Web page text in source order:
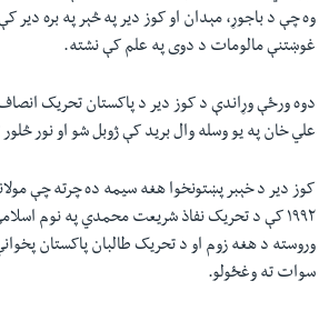
وه چې د باجوړ، مېدان او کوز دير په څېر په بره دير
غوښتنې مالومات د دوی په علم کې نشته.
دوه ورځې وړاندې د کوز دير د پاکستان تحريک
علي خان په يو وسله وال بريد کې ژوبل شو او نور
کوز دير د خېبر پښتونخوا هغه سيمه ده چرته چې
۱۹۹۲ کې د تحريک نفاذ شريعت محمدي په نوم
وروسته د هغه زوم او د تحريک طالبان پاکستان
سوات ته وغځولو.